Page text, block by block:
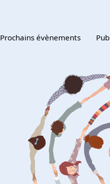
Prochains évènements